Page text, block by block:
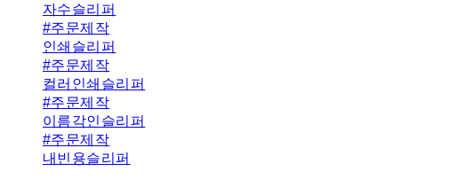
자수슬리퍼
#주문제작
인쇄슬리퍼
#주문제작
컬러인쇄슬리퍼
#주문제작
이름각인슬리퍼
#주문제작
내빈용슬리퍼